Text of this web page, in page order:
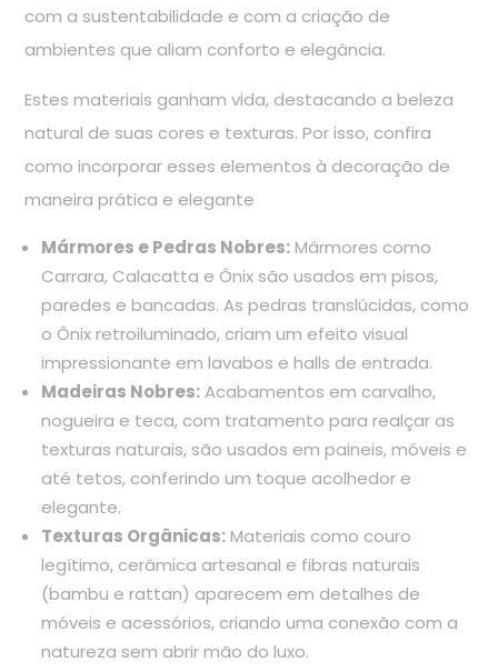
com a sustentabilidade e com a criação de
ambientes que aliam conforto e elegância.
Estes materiais ganham vida, destacando a beleza
natural de suas cores e texturas. Por isso, confira
como incorporar esses elementos à decoração de
maneira prática e elegante
Mármores e Pedras Nobres:Mármores como
Carrara, Calacatta e Ônix são usados em pisos,
paredes e bancadas. As pedras translúcidas, como
o Ônix retroiluminado, criam um efeito visual
impressionante em lavabos e halls de entrada.
Madeiras Nobres:Acabamentos em carvalho,
nogueira e teca, com tratamento para realçar as
texturas naturais, são usados em paineis, móveis e
até tetos, conferindo um toque acolhedor e
elegante.
Texturas Orgânicas:Materiais como couro
legítimo, cerâmica artesanal e fibras naturais
(bambu e rattan) aparecem em detalhes de
móveis e acessórios, criando uma conexão com a
natureza sem abrir mão do luxo.